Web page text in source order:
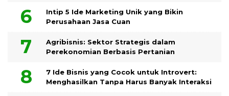
Intip 5 Ide Marketing Unik yang Bikin
Perusahaan Jasa Cuan
Agribisnis: Sektor Strategis dalam
Perekonomian Berbasis Pertanian
7 Ide Bisnis yang Cocok untuk Introvert:
Menghasilkan Tanpa Harus Banyak Interaksi